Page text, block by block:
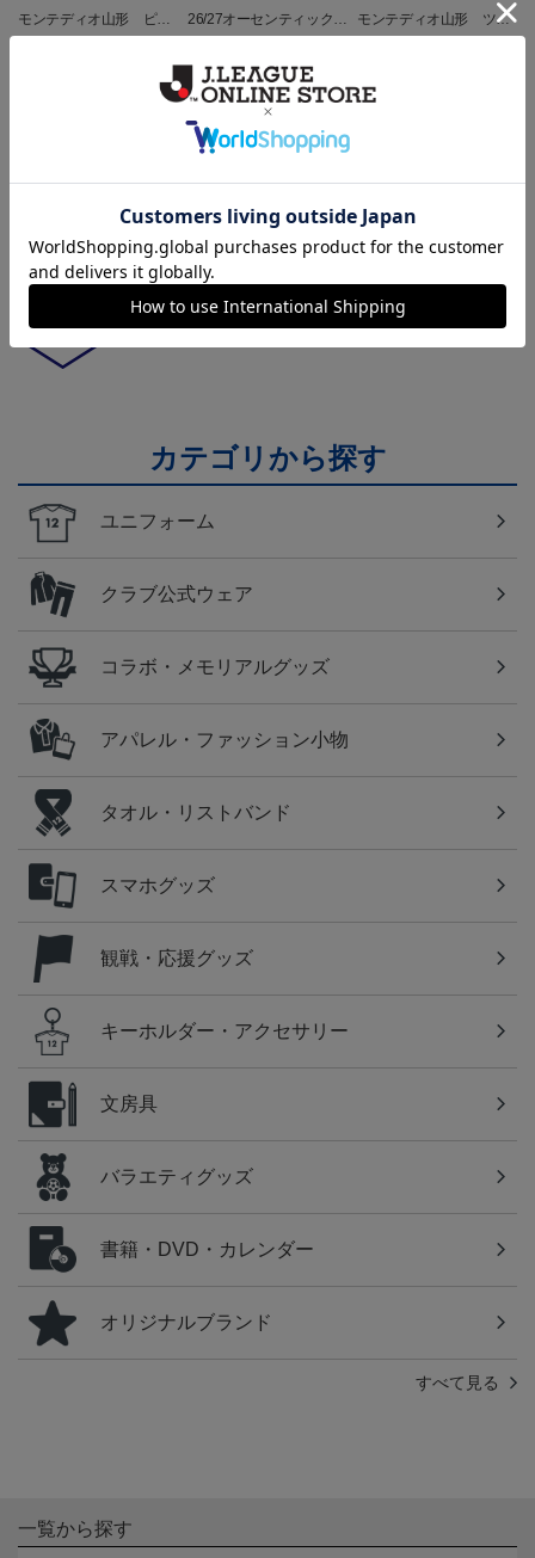
モンテディオ山形 ピカ
チュウ タオルマフラー
26/27オーセンティックユ
ニフォーム半袖（FP1st）
モンテディオ山形 ツン
ベアー タオルマフラー
チームマスコット「ディーオ」グッズは、サポータ
ーやファン必見！
山形
モンテディオ山形のすべてのグッズをチェックした
カテゴリから探す
ユニフォーム
クラブ公式ウェア
コラボ・メモリアルグッズ
アパレル・ファッション小物
タオル・リストバンド
スマホグッズ
観戦・応援グッズ
キーホルダー・アクセサリー
文房具
バラエティグッズ
書籍・DVD・カレンダー
オリジナルブランド
すべて見る
一覧から探す